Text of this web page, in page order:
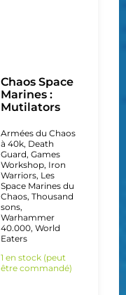
Chaos Space
Marines :
Mutilators
Armées du Chaos
à 40k, Death
Guard, Games
Workshop, Iron
Warriors, Les
Space Marines du
Chaos, Thousand
sons,
Warhammer
40.000, World
Eaters
1 en stock (peut
être commandé)